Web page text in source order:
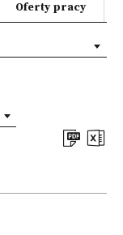
Oferty pracy